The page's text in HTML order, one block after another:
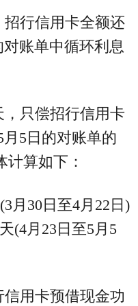
招行信用卡全额还
对账单中循环利息
，只偿招行信用卡
5日的对账单的
计算如下：
月30日至4月22日)
(4月23日至5月5
用卡预借现金功